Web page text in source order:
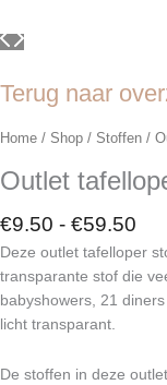
Terug naar
Home / Shop / Stoffen /
Outlet
€9.50 - €59.50
tot
Deze outlet tafelloper
transparante stof die
babyshowers, 21
licht transparant.
De stoffen in deze